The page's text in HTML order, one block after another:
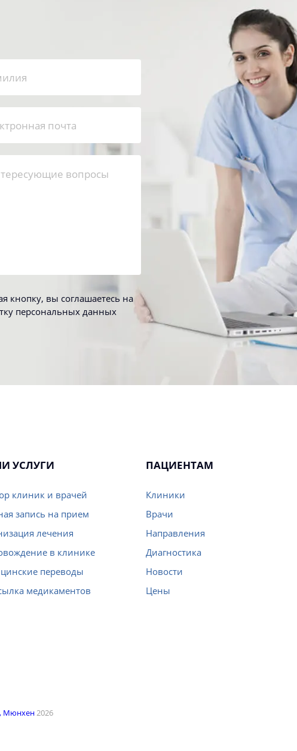
кнопку, вы соглашаетесь на
персональных данных
УСЛУГИ
клиник и врачей
запись на прием
лечения
в клинике
переводы
медикаментов
ПАЦИЕНТАМ
Клиники
Врачи
Направления
Диагностика
Новости
Цены
Мюнхен2026